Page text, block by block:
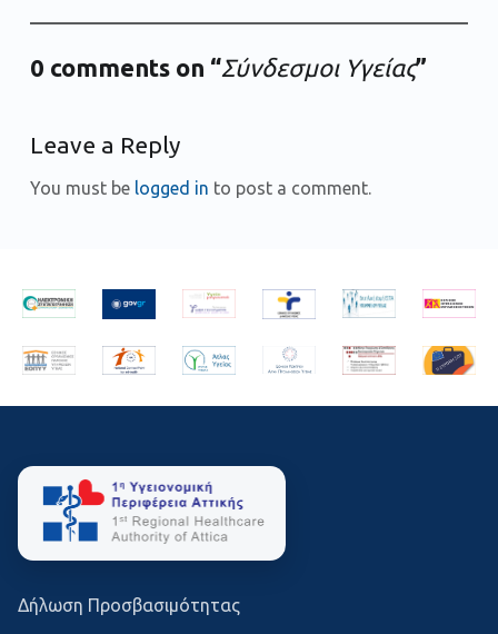
0 comments on “Σύνδεσμοι Υγείας”
Leave a Reply
You must be logged in to post a comment.
Δήλωση Προσβασιμότητας